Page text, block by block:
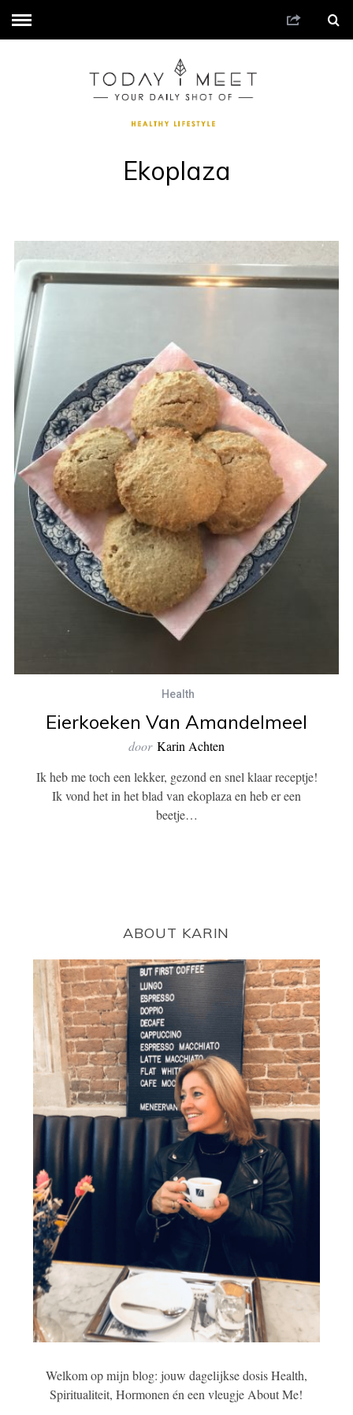
Ekoplaza
Health
Eierkoeken Van Amandelmeel
door Karin Achten
Ik heb me toch een lekker, gezond en snel klaar receptje!
Ik vond het in het blad van ekoplaza en heb er een
beetje…
ABOUT KARIN
Welkom op mijn blog: jouw dagelijkse dosis Health,
Spiritualiteit, Hormonen én een vleugje About Me!